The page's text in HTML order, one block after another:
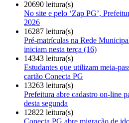
20690 leitura(s)
No site e pelo ‘Zap PG’,
2026
16287 leitura(s)
Pré-matrículas na Rede
iniciam nesta terça (16)
14343 leitura(s)
Estudantes que utilizam meia-
cartão Conecta PG
13263 leitura(s)
Prefeitura abre cadastro on-line
desta segunda
12822 leitura(s)
Conecta PG abre migração de